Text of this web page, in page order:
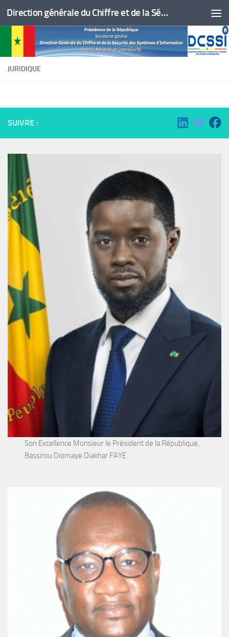
Skip to content Direction générale du Chiffre et de la Sécurité des Systèmes d'Information
JURIDIQUE
SUIVRE :
Son Excellence Monsieur le Président de la République,
Bassirou Diomaye Diakhar FAYE